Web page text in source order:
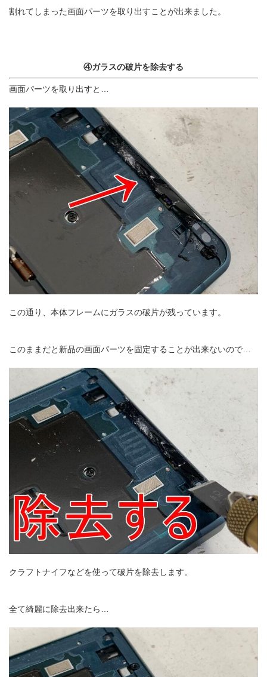
割れてしまった画面パーツを取り出すことが出来ました。
④ガラスの破片を除去する
画面パーツを取り出すと…
この通り、本体フレームにガラスの破片が残っています。
このままだと新品の画面パーツを固定することが出来ないので…
クラフトナイフなどを使って破片を除去します。
全て綺麗に除去出来たら…